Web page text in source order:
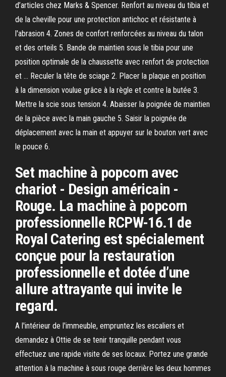
d’articles chez Marks & Spencer. Renfort au niveau du tibia et
de la cheville pour une protection antichoc et résistante à
l'abrasion 4. Zones de confort renforcées au niveau du talon
et des orteils 5. Bande de maintien sous le tibia pour une
position optimale de la chaussette avec renfort de protection
et … Reculer la tête de sciage 2. Placer la plaque en position
à la dimension voulue grâce à la règle et contre la butée 3.
Mettre la scie sous tension 4. Abaisser la poignée de maintien
de la pièce avec la main gauche 5. Saisir la poignée de
déplacement avec la main et appuyer sur le bouton vert avec
le pouce 6.
Set machine à popcorn avec
chariot - Design américain -
Rouge. La machine à popcorn
professionnelle RCPW-16.1 de
Royal Catering est spécialement
conçue pour la restauration
professionnelle et dotée d’une
allure attrayante qui invite le
regard.
A l'intérieur de l'immeuble, empruntez les escaliers et
demandez à Ottie de se tenir tranquille pendant vous
effectuez une rapide visite de ses locaux. Portez une grande
attention à la machine à sous rouge derrière les deux hommes